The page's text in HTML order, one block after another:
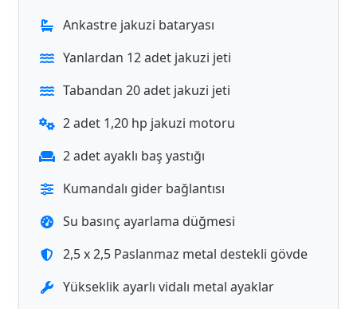
Ankastre jakuzi bataryası
Yanlardan 12 adet jakuzi jeti
Tabandan 20 adet jakuzi jeti
2 adet 1,20 hp jakuzi motoru
2 adet ayaklı baş yastığı
Kumandalı gider bağlantısı
Su basınç ayarlama düğmesi
2,5 x 2,5 Paslanmaz metal destekli gövde
Yükseklik ayarlı vidalı metal ayaklar